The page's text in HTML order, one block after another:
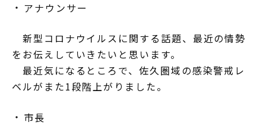
アナウンサー
新型コロナウイルスに関する話題、最近の情勢
をお伝えしていきたいと思います。
最近気になるところで、佐久圏域の感染警戒レ
ベルがまた1段階上がりました。
市長